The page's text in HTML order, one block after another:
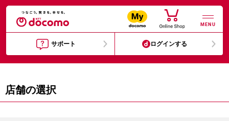
MENU
サポート ログインする
店舗の選択